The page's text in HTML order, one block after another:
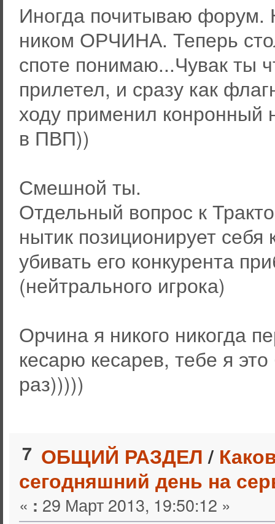
Иногда почитываю форум.
ником ОРЧИНА. Теперь
споте понимаю...Чувак ты
прилетел, и сразу как
ходу применил конронный
в ПВП))
Смешной ты.
Отдельный вопрос к
нытик позиционирует
убивать его конкурента
(нейтрального игрока)
Орчина я никого никогда
кесарю кесарев, тебе я
раз)))))
7 ОБЩИЙ РАЗДЕЛ/
сегодняшний день на
« : 29 Март 2013, 19:50:12 »